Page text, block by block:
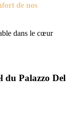
de nos
dans le cœur
du Palazzo Del